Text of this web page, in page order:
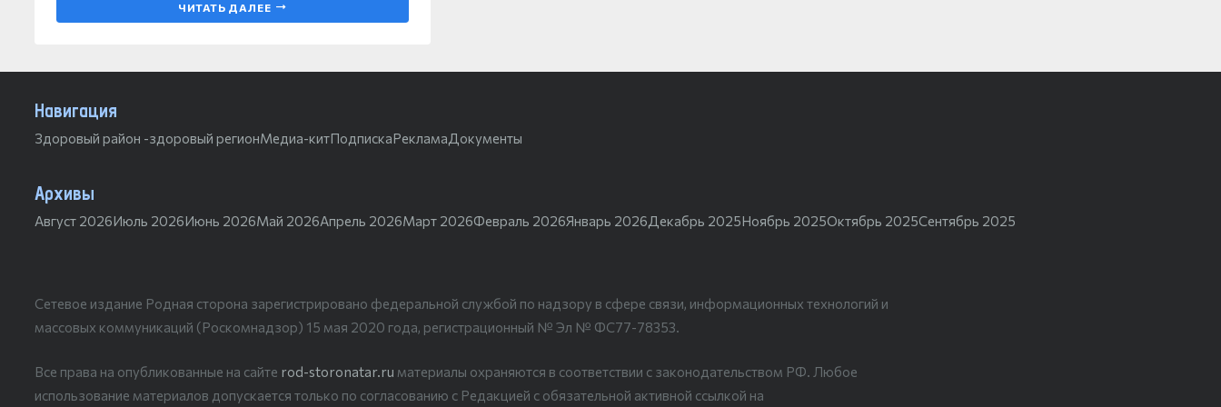
ЧИТАТЬ ДАЛЕЕ
Навигация
Здоровый район -здоровый регионМедиа-китПодпискаРекламаДокументы
Архивы
Август 2026Июль 2026Июнь 2026Май 2026Апрель 2026Март 2026Февраль 2026Январь 2026Декабрь 2025Ноябрь 2025Октябрь 2025Сентябрь 2025
Сетевое издание Родная сторона зарегистрировано федеральной службой по надзору в сфере связи, информационных технологий и
массовых коммуникаций (Роскомнадзор) 15 мая 2020 года, регистрационный № Эл № ФС77-78353.
Все права на опубликованные на сайте rod-storonatar.ru материалы охраняются в соответствии с законодательством РФ. Любое
использование материалов допускается только по согласованию с Редакцией с обязательной активной ссылкой на